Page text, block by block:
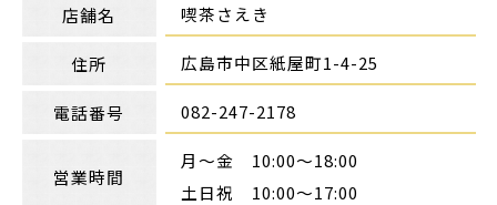
店舗名 喫茶さえき
住所 広島市中区紙屋町1-4-25
電話番号 082-247-2178
営業時間
月〜金 10:00〜18:00
土日祝 10:00〜17:00